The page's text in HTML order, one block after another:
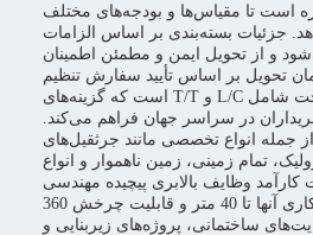
است تا مقیاس‌ها و بودجه‌های مختلف
جزئیات بسته‌بندی بر اساس الزامات
و از تحویل ایمن و مطمئن اطمینان
تحویل بر اساس تأیید سفارش تنظیم
می‌شود و شرایط پرداخت شامل L/C و T/T است که گزینه‌های
در سراسر جهان فراهم می‌کند.
جمله انواع تخصصی مانند جرثقیل‌های
تمام زمینی، زمین ناهموار و انواع
کارآمد وظایف بالابری پیچیده مهندسی
شده‌اند. حداکثر شعاع کاری آنها تا 40 متر و قابلیت چرخش 360
ساختمانی، پروژه‌های زیربنایی و